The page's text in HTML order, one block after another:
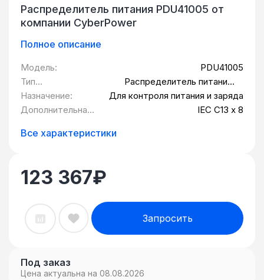
Распределитель питания PDU41005 от
компании CyberPower
Полное описание
Модель:
PDU41005
Тип
оборудования:
Распределитель питания/
Блок розеток
Назначение:
Для контроля питания и заряда
Дополнительная
IEC C13 x 8
Все характеристики
123 367₽
Запросить
Под заказ
Цена актуальна на 08.08.2026